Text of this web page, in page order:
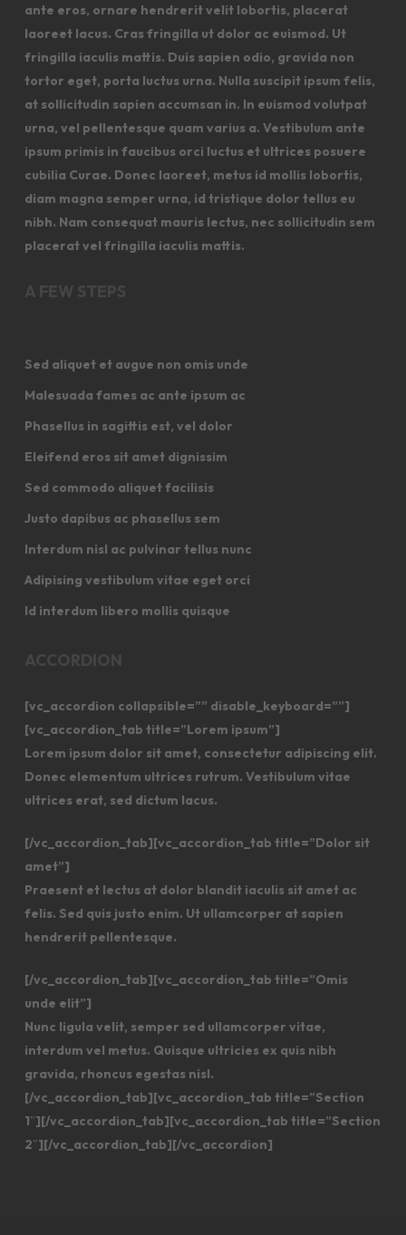
ante eros, ornare hendrerit velit lobortis, placerat
laoreet lacus. Cras fringilla ut dolor ac euismod. Ut
fringilla iaculis mattis. Duis sapien odio, gravida non
tortor eget, porta luctus urna. Nulla suscipit ipsum felis,
at sollicitudin sapien accumsan in. In euismod volutpat
urna, vel pellentesque quam varius a. Vestibulum ante
ipsum primis in faucibus orci luctus et ultrices posuere
cubilia Curae. Donec laoreet, metus id mollis lobortis,
diam magna semper urna, id tristique dolor tellus eu
nibh. Nam consequat mauris lectus, nec sollicitudin sem
placerat vel fringilla iaculis mattis.
A FEW STEPS
Sed aliquet et augue non omis unde
Malesuada fames ac ante ipsum ac
Phasellus in sagittis est, vel dolor
Eleifend eros sit amet dignissim
Sed commodo aliquet facilisis
Justo dapibus ac phasellus sem
Interdum nisl ac pulvinar tellus nunc
Adipising vestibulum vitae eget orci
Id interdum libero mollis quisque
ACCORDION
[vc_accordion collapsible=”” disable_keyboard=””]
[vc_accordion_tab title=”Lorem ipsum”]
Lorem ipsum dolor sit amet, consectetur adipiscing elit.
Donec elementum ultrices rutrum. Vestibulum vitae
ultrices erat, sed dictum lacus.
[/vc_accordion_tab][vc_accordion_tab title=”Dolor sit
amet”]
Praesent et lectus at dolor blandit iaculis sit amet ac
felis. Sed quis justo enim. Ut ullamcorper at sapien
hendrerit pellentesque.
[/vc_accordion_tab][vc_accordion_tab title=”Omis
unde elit”]
Nunc ligula velit, semper sed ullamcorper vitae,
interdum vel metus. Quisque ultricies ex quis nibh
gravida, rhoncus egestas nisl.
[/vc_accordion_tab][vc_accordion_tab title=”Section
1″][/vc_accordion_tab][vc_accordion_tab title=”Section
2″][/vc_accordion_tab][/vc_accordion]